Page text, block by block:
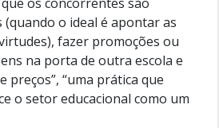
o ideal é apontar as
fazer promoções ou
na porta de outra escola e
preços”, “uma prática que
o setor educacional como um